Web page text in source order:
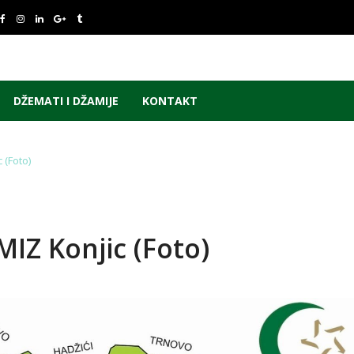
DŽEMATI I DŽAMIJE KONTAKT
(Foto)
Konjic (Foto)